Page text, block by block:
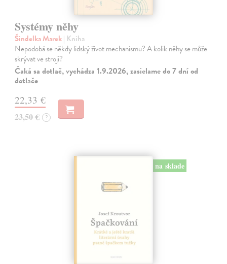
Systémy něhy
Šindelka Marek| Kniha
Nepodobá se někdy lidský život mechanismu? A kolik něhy se může
skrývat ve stroji?
Čaká sa dotlač, vychádza 1.9.2026, zasielame do 7 dní od
dotlače
22,33 €
23,50 € ?
na sklade